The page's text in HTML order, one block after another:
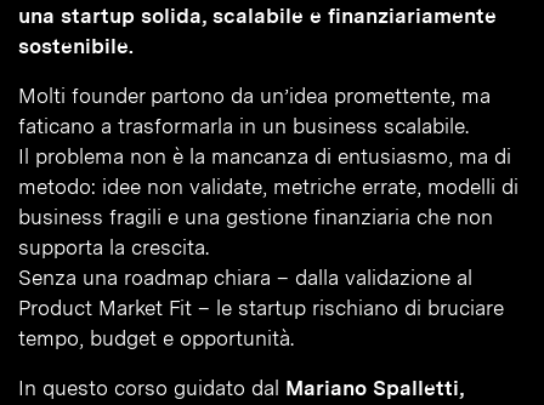
una startup solida, scalabile e finanziariamente
sostenibile.
Molti founder partono da un’idea promettente, ma
faticano a trasformarla in un business scalabile.
Il problema non è la mancanza di entusiasmo, ma di
metodo: idee non validate, metriche errate, modelli di
business fragili e una gestione finanziaria che non
supporta la crescita.
Senza una roadmap chiara – dalla validazione al
Product Market Fit – le startup rischiano di bruciare
tempo, budget e opportunità.
In questo corso guidato dal Mariano Spalletti,